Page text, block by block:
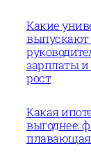
Какие
выпускают
зарплаты
рост
Какая
выгоднее:
плавающая